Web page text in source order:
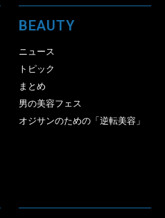
BEAUTY
ニュース
トピック
まとめ
男の美容フェス
オジサンのための「逆転美容」